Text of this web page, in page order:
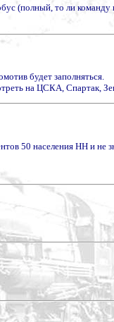
(полный, то ли
будет заполняться.
на ЦСКА, Спартак,
50 населения НН и